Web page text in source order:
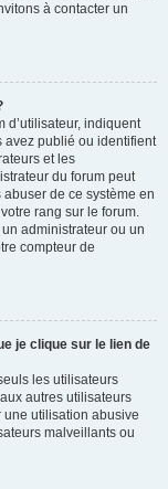
à contacter un
d’utilisateur, indiquent
avez publié ou identifient
et les
du forum peut
de ce système en
rang sur le forum.
administrateur ou un
compteur de
je clique sur le lien de
les utilisateurs
autres utilisateurs
une utilisation abusive
malveillants ou